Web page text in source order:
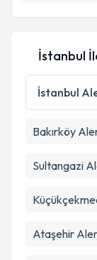
İstanbul
İstanbul
Bakırköy
Sultangazi
Ataşehir